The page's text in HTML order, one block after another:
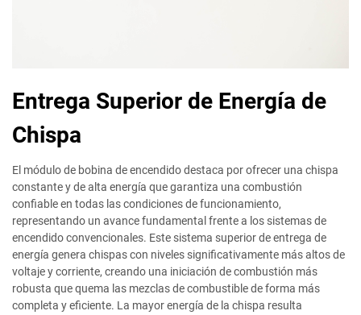
Entrega Superior de Energía de
Chispa
El módulo de bobina de encendido destaca por ofrecer una chispa
constante y de alta energía que garantiza una combustión
confiable en todas las condiciones de funcionamiento,
representando un avance fundamental frente a los sistemas de
encendido convencionales. Este sistema superior de entrega de
energía genera chispas con niveles significativamente más altos de
voltaje y corriente, creando una iniciación de combustión más
robusta que quema las mezclas de combustible de forma más
completa y eficiente. La mayor energía de la chispa resulta